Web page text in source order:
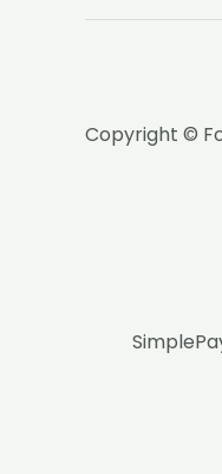
Copyright ©